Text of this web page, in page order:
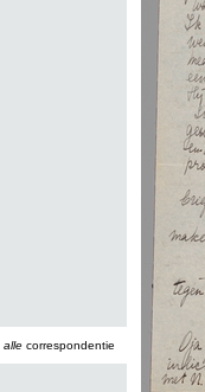
allecorrespondentie